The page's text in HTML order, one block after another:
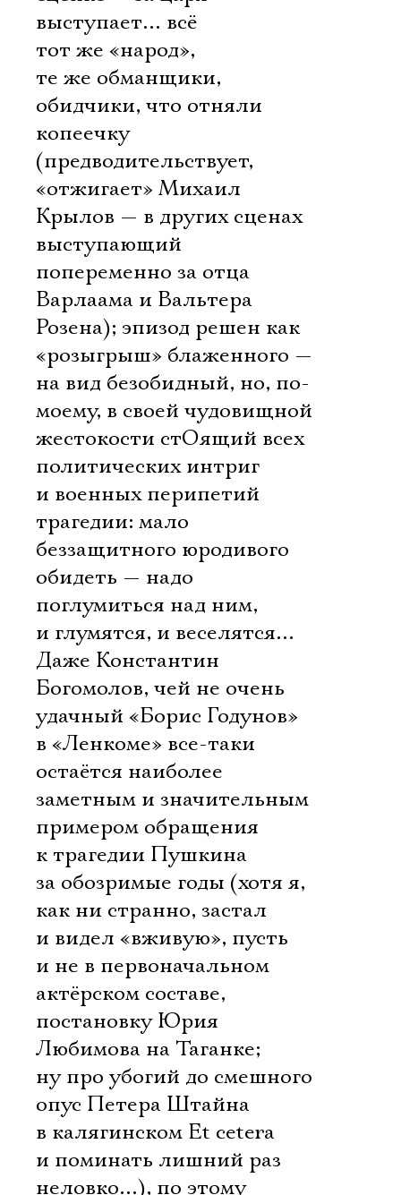
выступает… всё
тот же «народ»,
те же обманщики,
обидчики, что отняли
копеечку
(предводительствует,
«отжигает» Михаил
Крылов — в других сценах
выступающий
попеременно за отца
Варлаама и Вальтера
Розена); эпизод решен как
«розыгрыш» блаженного —
на вид безобидный, но, по-
моему, в своей чудовищной
жестокости стОящий всех
политических интриг
и военных перипетий
трагедии: мало
беззащитного юродивого
обидеть — надо
поглумиться над ним,
и глумятся, и веселятся…
Даже Константин
Богомолов, чей не очень
удачный «Борис Годунов»
в «Ленкоме» все-таки
остаётся наиболее
заметным и значительным
примером обращения
к трагедии Пушкина
за обозримые годы (хотя я,
как ни странно, застал
и видел «вживую», пусть
и не в первоначальном
актёрском составе,
постановку Юрия
Любимова на Таганке;
ну про убогий до смешного
опус Петера Штайна
в калягинском Et cetera
и поминать лишний раз
неловко…), по этому